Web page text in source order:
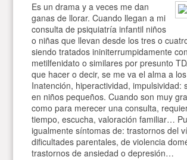
Es un drama y a veces me dan
ganas de llorar. Cuando llegan a mi
consulta de psiquiatría infantil niños
o niñas que llevan desde los tres o
siendo tratados ininiterrumpidamente con
metilfenidato o similares por presunto
que hacer o decir, se me va el alma a
Inatención, hiperactividad, impulsividad:
en niños pequeños. Cuando son muy
como para merecer una consulta,
tiempo, escucha, valoración familiar…
igualmente síntomas de: trastornos del
dificultades parentales, de violencia
trastornos de ansiedad o depresión…